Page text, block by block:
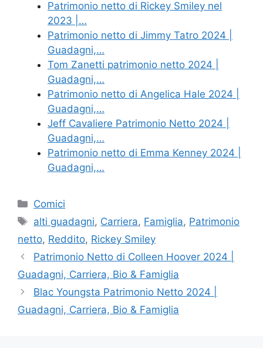
Patrimonio netto di Rickey Smiley nel
2023 |…
Patrimonio netto di Jimmy Tatro 2024 |
Guadagni,…
Tom Zanetti patrimonio netto 2024 |
Guadagni,…
Patrimonio netto di Angelica Hale 2024 |
Guadagni,…
Jeff Cavaliere Patrimonio Netto 2024 |
Guadagni,…
Patrimonio netto di Emma Kenney 2024 |
Guadagni,…
Categories
Comici
Tags
alti guadagni, Carriera, Famiglia, Patrimonio
netto, Reddito, Rickey Smiley
Patrimonio Netto di Colleen Hoover 2024 |
Guadagni, Carriera, Bio & Famiglia
Blac Youngsta Patrimonio Netto 2024 |
Guadagni, Carriera, Bio & Famiglia